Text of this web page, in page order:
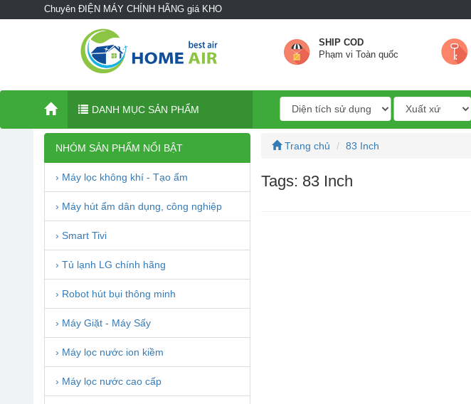
Chuyên ĐIỆN MÁY CHÍNH HÃNG giá KHO
SHIP COD
Phạm vi Toàn quốc
DANH MỤC SẢN PHẨM
NHÓM SẢN PHẨM NỔI BẬT
› Máy lọc không khí - Tạo ẩm
› Máy hút ẩm dân dụng, công nghiệp
› Smart Tivi
› Tủ lạnh LG chính hãng
› Robot hút bụi thông minh
› Máy Giặt - Máy Sấy
› Máy lọc nước ion kiềm
› Máy lọc nước cao cấp
Trang chủ 83 Inch
Tags: 83 Inch